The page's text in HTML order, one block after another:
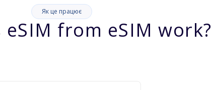
Як це працює
eSIM from eSIM work?